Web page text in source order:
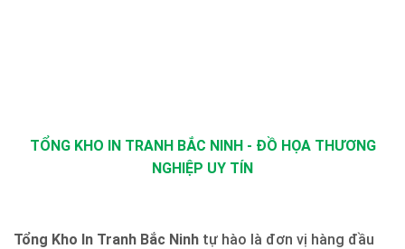
TỔNG KHO IN TRANH BẮC NINH - ĐỒ HỌA THƯƠNG
NGHIỆP UY TÍN
Tổng Kho In Tranh Bắc Ninh tự hào là đơn vị hàng đầu